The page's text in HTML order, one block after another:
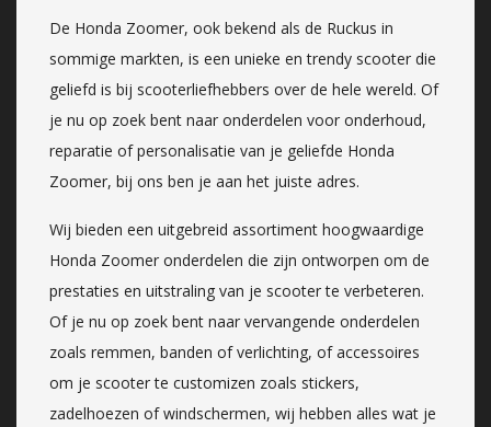
De Honda Zoomer, ook bekend als de Ruckus in
sommige markten, is een unieke en trendy scooter die
geliefd is bij scooterliefhebbers over de hele wereld. Of
je nu op zoek bent naar onderdelen voor onderhoud,
reparatie of personalisatie van je geliefde Honda
Zoomer, bij ons ben je aan het juiste adres.
Wij bieden een uitgebreid assortiment hoogwaardige
Honda Zoomer onderdelen die zijn ontworpen om de
prestaties en uitstraling van je scooter te verbeteren.
Of je nu op zoek bent naar vervangende onderdelen
zoals remmen, banden of verlichting, of accessoires
om je scooter te customizen zoals stickers,
zadelhoezen of windschermen, wij hebben alles wat je